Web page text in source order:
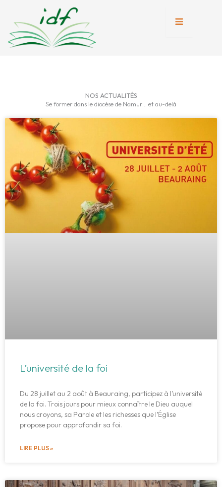
contenu
NOS ACTUALITÉS
Se former dans le diocèse de Namur… et au-delà
L’université de la foi
Du 28 juillet au 2 août à Beauraing, participez à l’université
de la foi. Trois jours pour mieux connaître le Dieu auquel
nous croyons, sa Parole et les richesses que l’Église
propose pour approfondir sa foi.
LIRE PLUS »